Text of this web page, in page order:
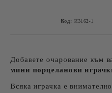
Код: И3162-1
Добавете очарование към
мини порцеланови
Всяка играчка е